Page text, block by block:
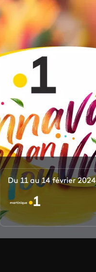
Du 11 au 14 février 2024